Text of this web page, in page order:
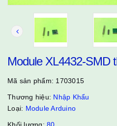
Module XL4432-SMD
Mã sản phẩm: 1703015
Thương hiệu: Nhập Khẩu
Loại: Module Arduino